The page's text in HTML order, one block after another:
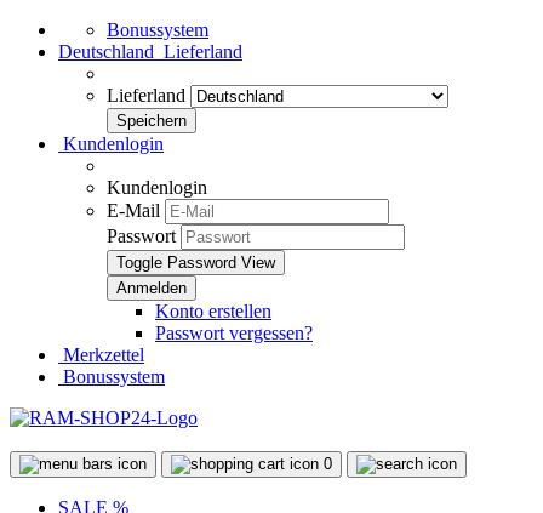
Bonussystem
Deutschland Lieferland
Lieferland
Kundenlogin
Kundenlogin
E-Mail
Passwort
Toggle Password View
Konto erstellen
Passwort vergessen?
Merkzettel
Bonussystem
0
SALE %